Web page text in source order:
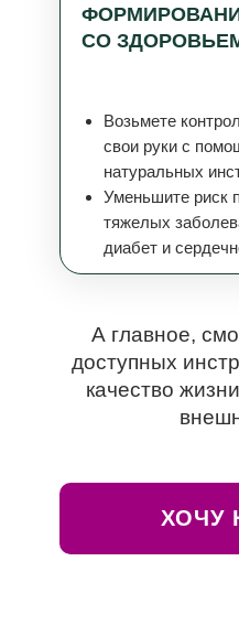
А главное,
доступных
качество
СО
Возьмете
свои руки с
натуральных
Уменьшите риск
тяжелых
диабет и
ХОЧУ